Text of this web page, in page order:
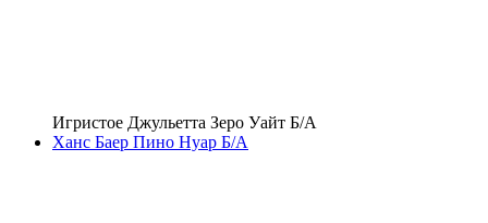
Игристое Джульетта Зеро Уайт Б/А
Ханс Баер Пино Нуар Б/А